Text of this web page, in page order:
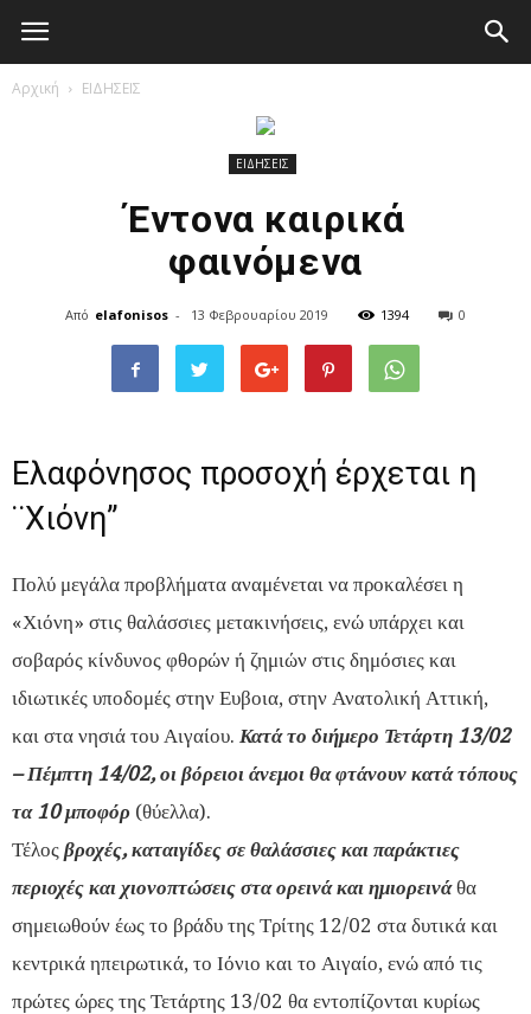
Elafonisos.Gr
Αρχική ΕΙΔΗΣΕΙΣ
ΕΙΔΗΣΕΙΣ
Έντονα καιρικά
φαινόμενα
Από elafonisos - 13 Φεβρουαρίου 2019 1394 0
Ελαφόνησος προσοχή έρχεται η
¨Χιόνη”
Πολύ μεγάλα προβλήματα αναμένεται να προκαλέσει η
«Χιόνη» στις θαλάσσιες μετακινήσεις, ενώ υπάρχει και
σοβαρός κίνδυνος φθορών ή ζημιών στις δημόσιες και
ιδιωτικές υποδομές στην Ευβοια, στην Ανατολική Αττική,
και στα νησιά του Αιγαίου. Κατά το διήμερο Τετάρτη 13/02
– Πέμπτη 14/02, οι βόρειοι άνεμοι θα φτάνουν κατά τόπους
τα 10 μποφόρ (θύελλα).
Τέλος βροχές, καταιγίδες σε θαλάσσιες και παράκτιες
περιοχές και χιονοπτώσεις στα ορεινά και ημιορεινάθα
σημειωθούν έως το βράδυ της Τρίτης 12/02 στα δυτικά και
κεντρικά ηπειρωτικά, το Ιόνιο και το Αιγαίο, ενώ από τις
πρώτες ώρες της Τετάρτης 13/02 θα εντοπίζονται κυρίως